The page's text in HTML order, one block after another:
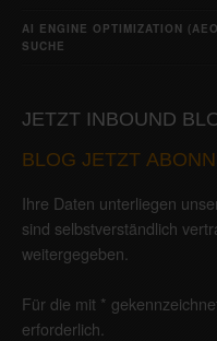
AI ENGINE OPTIMIZATION
SUCHE
JETZT INBOUND
BLOG JETZT
Ihre Daten unterliegen
sind selbstverständlich
weitergegeben.
Für die mit *
erforderlich.